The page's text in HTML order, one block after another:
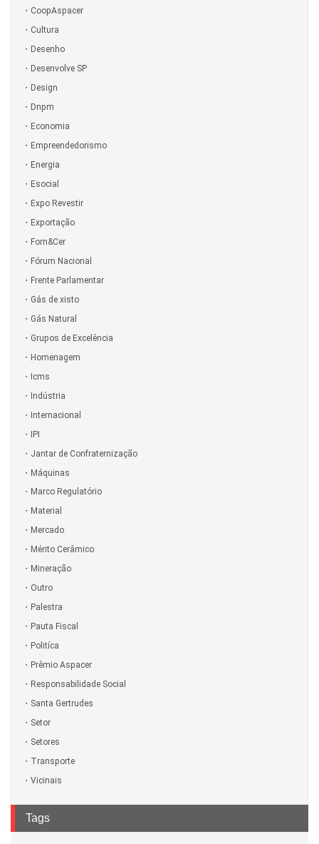
CoopAspacer
Cultura
Desenho
Desenvolve SP
Design
Dnpm
Economia
Empreendedorismo
Energia
Esocial
Expo Revestir
Exportação
Forn&Cer
Fórum Nacional
Frente Parlamentar
Gás de xisto
Gás Natural
Grupos de Excelência
Homenagem
Icms
Indústria
Internacional
IPI
Jantar de Confraternização
Máquinas
Marco Regulatório
Material
Mercado
Mérito Cerâmico
Mineração
Outro
Palestra
Pauta Fiscal
Politíca
Prêmio Aspacer
Responsabilidade Social
Santa Gertrudes
Setor
Setores
Transporte
Vicinais
Tags